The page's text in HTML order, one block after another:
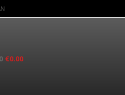
€0.00